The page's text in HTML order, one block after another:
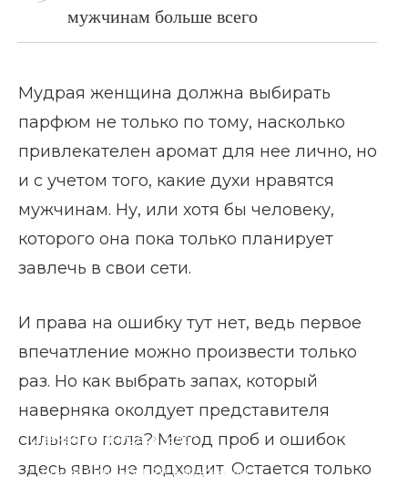
Главная страница
Блог
Какие духи нравятся мужчинам
мужчинам больше всего
Мудрая женщина должна выбирать
парфюм не только по тому, насколько
привлекателен аромат для нее лично, но
и с учетом того, какие духи нравятся
мужчинам. Ну, или хотя бы человеку,
которого она пока только планирует
завлечь в свои сети.
И права на ошибку тут нет, ведь первое
впечатление можно произвести только
раз. Но как выбрать запах, который
наверняка околдует представителя
сильного пола? Метод проб и ошибок
здесь явно не подходит. Остается только